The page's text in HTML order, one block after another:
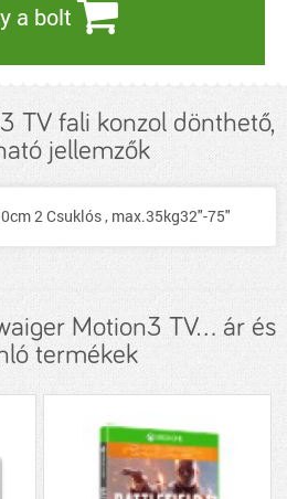
a bolt
TV fali konzol dönthető,
jellemzők
2 Csuklós , max.35kg32"-75"
Motion3 TV... ár és
termékek